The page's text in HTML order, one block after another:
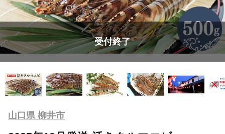
受付終了
山口県 柳井市